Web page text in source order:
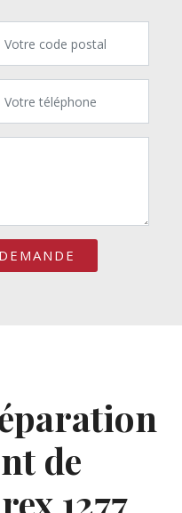
de
1277